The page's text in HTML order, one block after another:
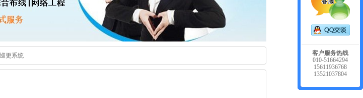
巡更系统
客户服务热线
010-51664294
15611936768
13521037804